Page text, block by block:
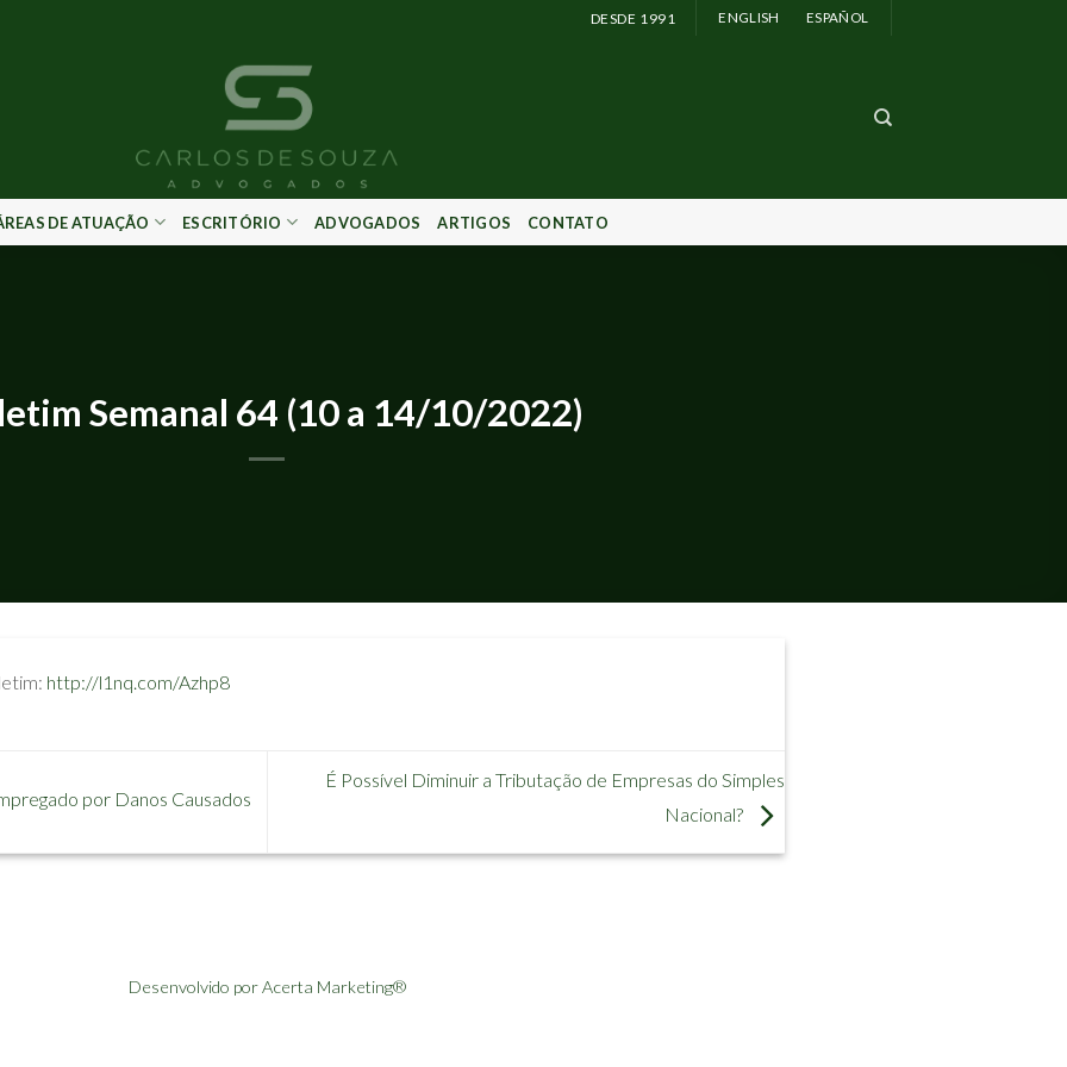
DESDE 1991 ENGLISH ESPAÑOL
DE ATUAÇÃO ESCRITÓRIO ADVOGADOS ARTIGOS CONTATO
Semanal 64 (10 a 14/10/2022)
http://l1nq.com/Azhp8
por Danos Causados
É Possível Diminuir a Tributação de Empresas do Simples
Nacional?
Desenvolvido por Acerta Marketing®